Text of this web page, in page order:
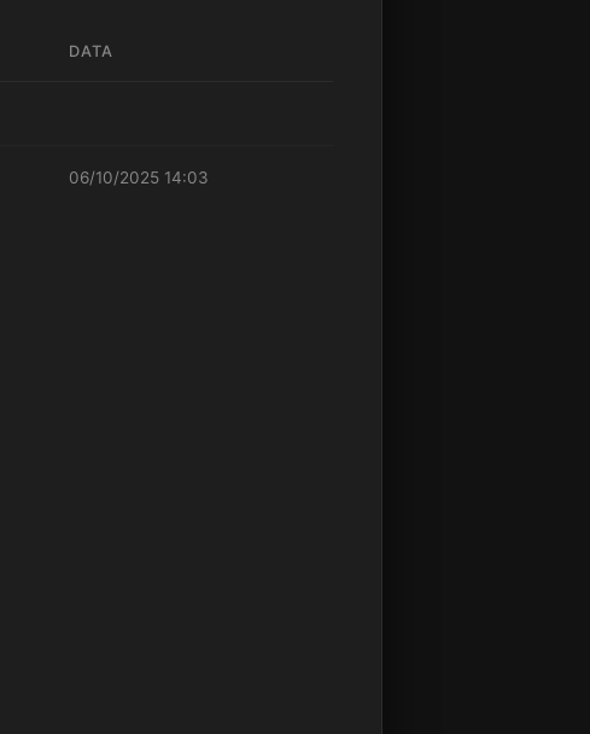
DATA
06/10/2025 14:03